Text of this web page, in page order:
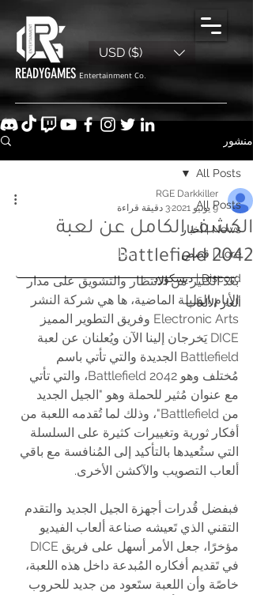
USD ($)
READYGAMES Entertainment Co.
منشور
All Posts
News | أخبار
Lore | قصص
Discord | ديسكورد
ألغاز الألعاب
All Posts
الكشف الكامل عن لعبة
Battlefield 2042
RGE Darkkiller
9 يونيو 2021
3 دقيقة قراءة
بعد الكثير من الانتظار والتشويق على مدار
الأيام القليلة الماضية، ها هي شركة النشر
Electronic Arts وفريق التطوير المميز
DICE يَخرجان إلينا الآن ويُعلنان عن لعبة
Battlefield الجديدة والتي تأتي باسم
مُختلف وهو Battlefield 2042، والتي تأتي
مع عنوان مُثير للحملة وهو "الجيل الجديد
من Battlefield"، وذلك لما تُقدمه اللعبة من
أفكار ثورية وتغييرات كثيرة على السلسلة
التي ستُعيدها بالتأكيد إلى المُنافسة مع باقي
ألعاب التصويب والآكشن الأخرى.
فبفضل قُدرات أجهزة الجيل الجديد والتقدم
التقني الذي تَعيشه صناعة ألعاب الفيديو
في تَقديم أفكاره المُبدعة داخل هذه اللعبة،
خاصًة وأن اللعبة ستَعود من جديد للحروب